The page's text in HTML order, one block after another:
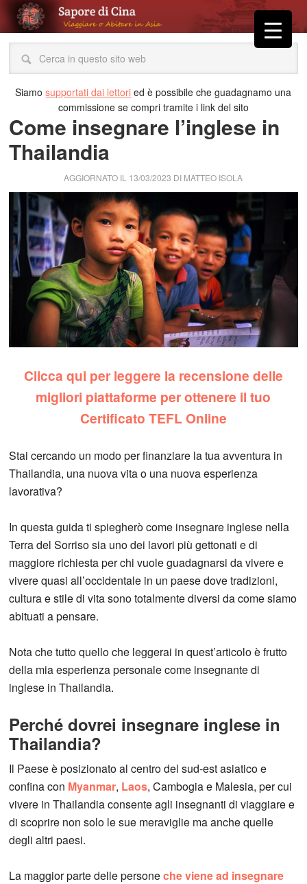
Siamosupportati dai lettori ed è possibile che guadagnamo una
commissione se compri tramite i link del sito
Come insegnare l’inglese in
Thailandia
AGGIORNATO IL 13/03/2023 DI MATTEO ISOLA
Clicca qui per leggere la recensione delle
migliori piattaforme per ottenere il tuo
Certificato TEFL Online
Stai cercando un modo per finanziare la tua avventura in
Thailandia, una nuova vita o una nuova esperienza
lavorativa?
In questa guida ti spiegherò come insegnare inglese nella
Terra del Sorriso sia uno dei lavori più gettonati e di
maggiore richiesta per chi vuole guadagnarsi da vivere e
vivere quasi all’occidentale in un paese dove tradizioni,
cultura e stile di vita sono totalmente diversi da come siamo
abituati a pensare.
Nota che tutto quello che leggerai in quest’articolo è frutto
della mia esperienza personale come insegnante di
inglese in Thailandia.
Perché dovrei insegnare inglese in
Thailandia?
Il Paese è posizionato al centro del sud-est asiatico e
confina con Myanmar, Laos, Cambogia e Malesia, per cui
vivere in Thailandia consente agli insegnanti di viaggiare e
di scoprire non solo le sue meraviglie ma anche quelle
degli altri paesi.
La maggior parte delle personeche viene ad insegnare